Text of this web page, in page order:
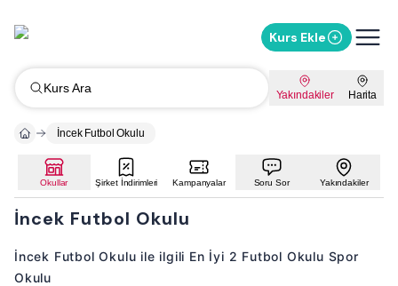
Kurs Ekle
Kurs Ara Yakındakiler Harita
İncek Futbol Okulu
Okullar Şirket İndirimleri Kampanyalar Soru Sor Yakındakiler
İncek Futbol Okulu
İncek Futbol Okulu ile ilgili En İyi 2 Futbol Okulu Spor
Okulu